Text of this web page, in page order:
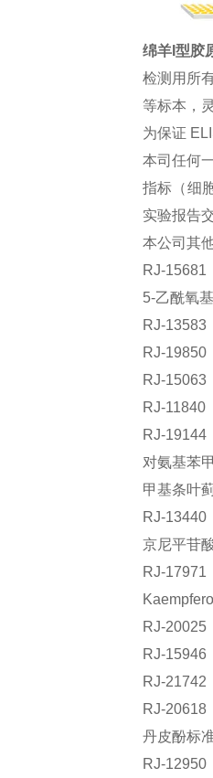
绵羊I型胶
检测用所
等标本，
为保证
本司任何
指标（细
实验报告
本公司其
RJ-
5-乙酰氧
RJ-
RJ-
RJ-
RJ-
RJ-
对氨基苯
甲基条叶
RJ-
京尼平苷
RJ-
RJ-
RJ-
RJ-
RJ-
丹皮酚标
RJ-